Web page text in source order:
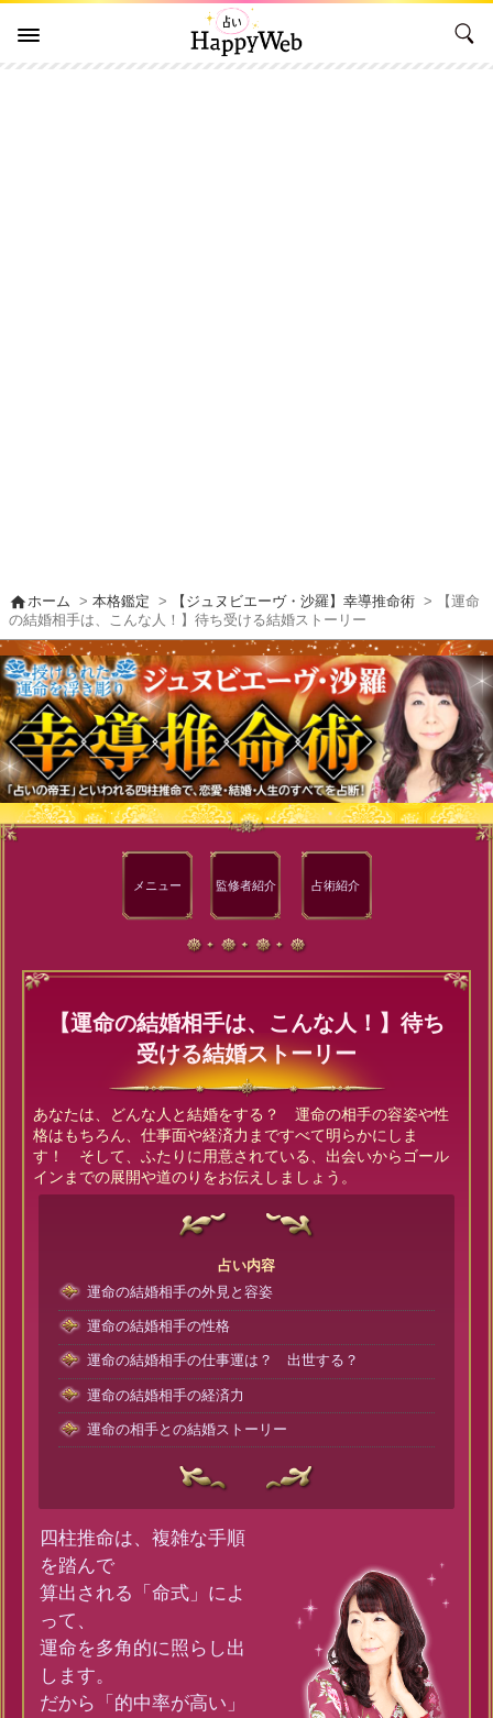
homeホーム >本格鑑定 > 【ジュヌビエーヴ・沙羅】幸導推命術 > 【運命
の結婚相手は、こんな人！】待ち受ける結婚ストーリー
メニュー 監修者紹介 占術紹介
【運命の結婚相手は、こんな人！】待ち
受ける結婚ストーリー
あなたは、どんな人と結婚をする？ 運命の相手の容姿や性
格はもちろん、仕事面や経済力まですべて明らかにしま
す！ そして、ふたりに用意されている、出会いからゴール
インまでの展開や道のりをお伝えしましょう。
占い内容
運命の結婚相手の外見と容姿
運命の結婚相手の性格
運命の結婚相手の仕事運は？ 出世する？
運命の結婚相手の経済力
運命の相手との結婚ストーリー
四柱推命は、複雑な手順
を踏んで
算出される「命式」によ
って、
運命を多角的に照らし出
します。
だから「的中率が高い」